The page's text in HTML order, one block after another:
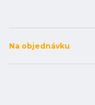
Na objednávku